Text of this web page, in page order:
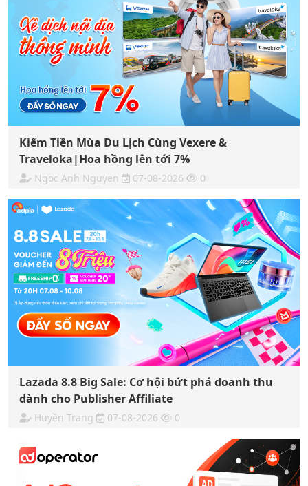
Kiếm Tiền Mùa Du Lịch Cùng Vexere &
Traveloka|Hoa hồng lên tới 7%
Ngoc Anh Nguyen 07-08-2026 0
Lazada 8.8 Big Sale: Cơ hội bứt phá doanh thu
dành cho Publisher Affiliate
Huyền Trang 07-08-2026 0